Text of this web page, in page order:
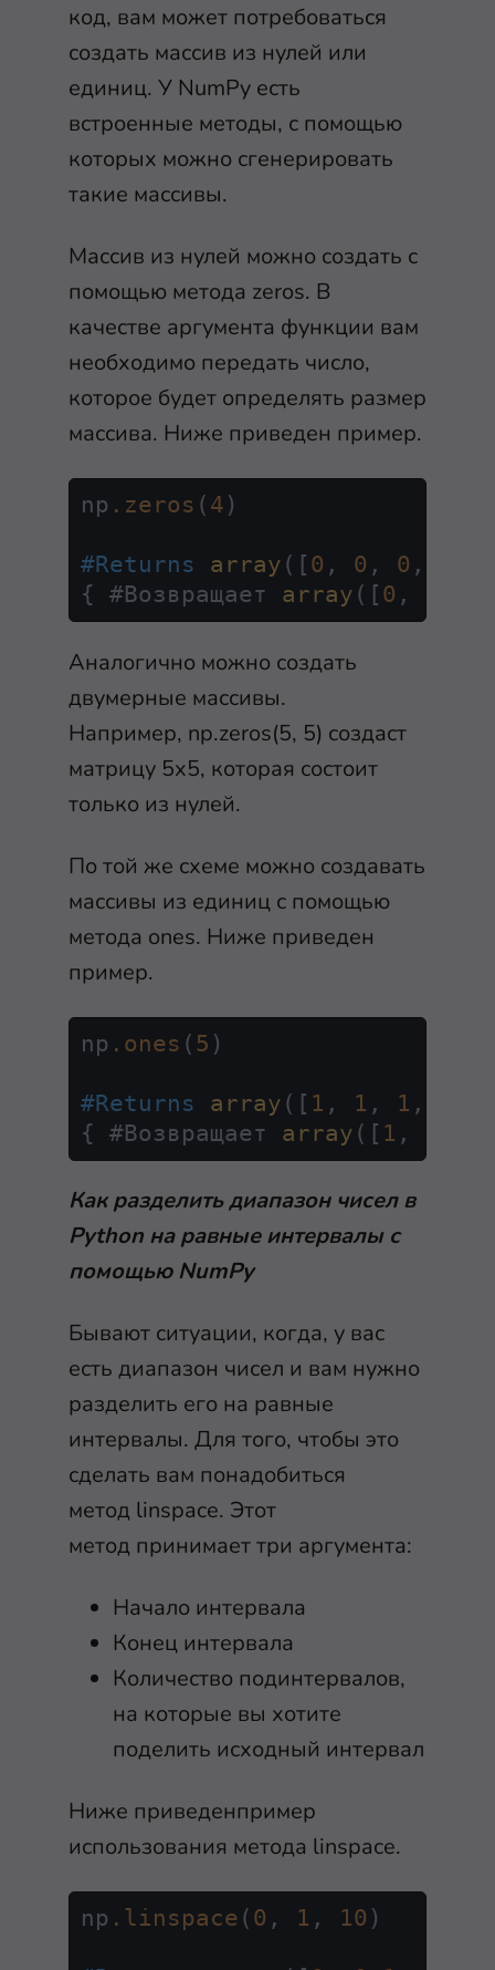
код, вам может потребоваться
создать массив из нулей или
единиц. У NumPy есть
встроенные методы, с помощью
которых можно сгенерировать
такие массивы.
Массив из нулей можно создать с
помощью метода zeros. В
качестве аргумента функции вам
необходимо передать число,
которое будет определять размер
массива. Ниже приведен пример.
np .zeros ( 4 )
#Returns array ([ 0 , 0 , 0 ,
{ #Возвращает array ([ 0 ,
Аналогично можно создать
двумерные массивы.
Например, np.zeros(5, 5) создаст
матрицу 5х5, которая состоит
только из нулей.
По той же схеме можно создавать
массивы из единиц с помощью
метода ones. Ниже приведен
пример.
np .ones ( 5 )
#Returns array ([ 1 , 1 , 1 ,
{ #Возвращает array ([ 1 ,
Как разделить диапазон чисел в
Python на равные интервалы с
помощью NumPy
Бывают ситуации, когда, у вас
есть диапазон чисел и вам нужно
разделить его на равные
интервалы. Для того, чтобы это
сделать вам понадобиться
метод linspace. Этот
метод принимает три аргумента:
Начало интервала
Конец интервала
Количество подинтервалов,
на которые вы хотите
поделить исходный интервал
Ниже приведенпример
использования метода linspace.
np .linspace ( 0 , 1 , 10 )